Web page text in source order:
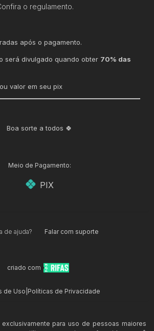
o regulamento.
após o pagamento.
será divulgado quando obter 70% das
valor em seu pix
Boa sorte a todos 🍀
Meio de Pagamento:
PIX
de ajuda? Falar com suporte
criado com
de Uso Políticas de Privacidade
para uso de pessoas maiores